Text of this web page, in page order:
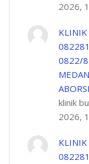
2026,
KLINIK
0822/
ABORSI
klinik
2026,
KLINIK